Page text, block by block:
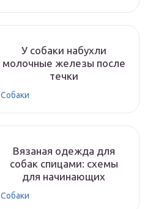
У собаки набухли
молочные железы после
течки
Собаки
Вязаная одежда для
собак спицами: схемы
для начинающих
Собаки